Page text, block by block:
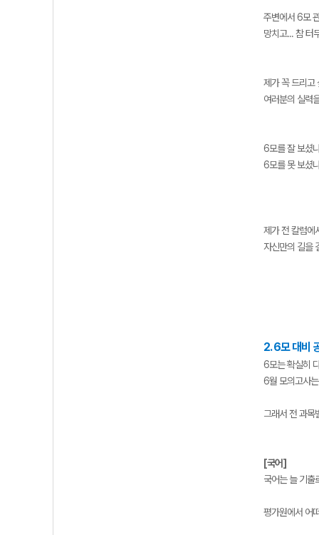
주변에서 6모
망치고... 참 터
제가 꼭 드리고
여러분의 실력
6모를 잘 보셨
6모를 못 보셨
제가 전 칼럼에
자신만의 길을
2. 6모 대비
6모는 확실히
6월 모의고사
그래서 전 과목
[국어]
국어는 늘 기출
평가원에서 어